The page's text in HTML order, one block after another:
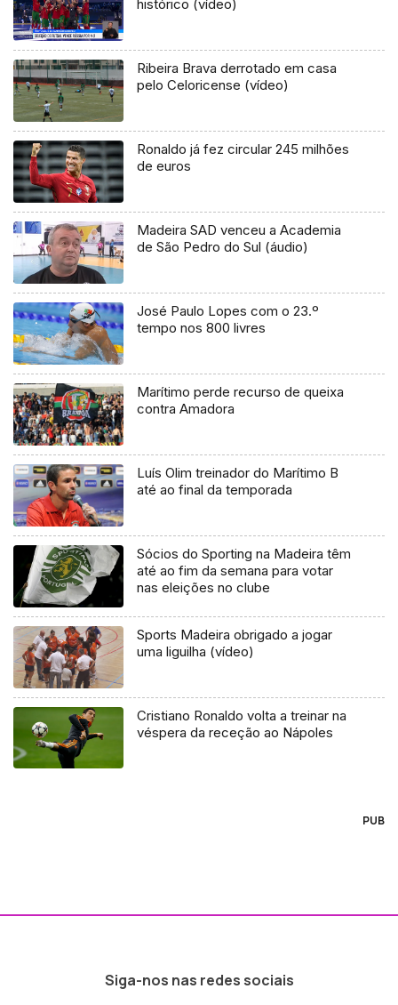
histórico (vídeo)
Ribeira Brava derrotado em casa
pelo Celoricense (vídeo)
Ronaldo já fez circular 245 milhões
de euros
Madeira SAD venceu a Academia
de São Pedro do Sul (áudio)
José Paulo Lopes com o 23.º
tempo nos 800 livres
Marítimo perde recurso de queixa
contra Amadora
Luís Olim treinador do Marítimo B
até ao final da temporada
Sócios do Sporting na Madeira têm
até ao fim da semana para votar
nas eleições no clube
Sports Madeira obrigado a jogar
uma liguilha (vídeo)
Cristiano Ronaldo volta a treinar na
véspera da receção ao Nápoles
PUB
Siga-nos nas redes sociais